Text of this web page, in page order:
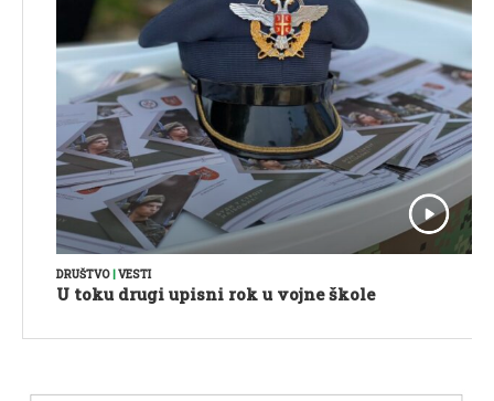
DRUŠTVO VESTI
U toku drugi upisni rok u vojne škole